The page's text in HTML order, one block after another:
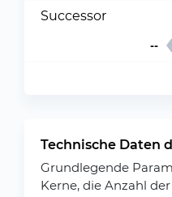
Successor
--
Technische Daten
Grundlegende
Kerne, die Anzahl